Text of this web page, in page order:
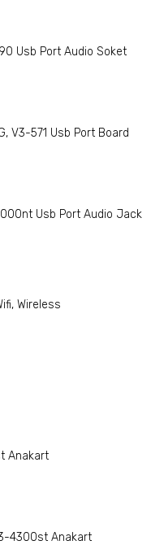
Usb Port Audio Soket
V3-571 Usb Port Board
Usb Port Audio Jack
Wireless
Anakart
4300st Anakart